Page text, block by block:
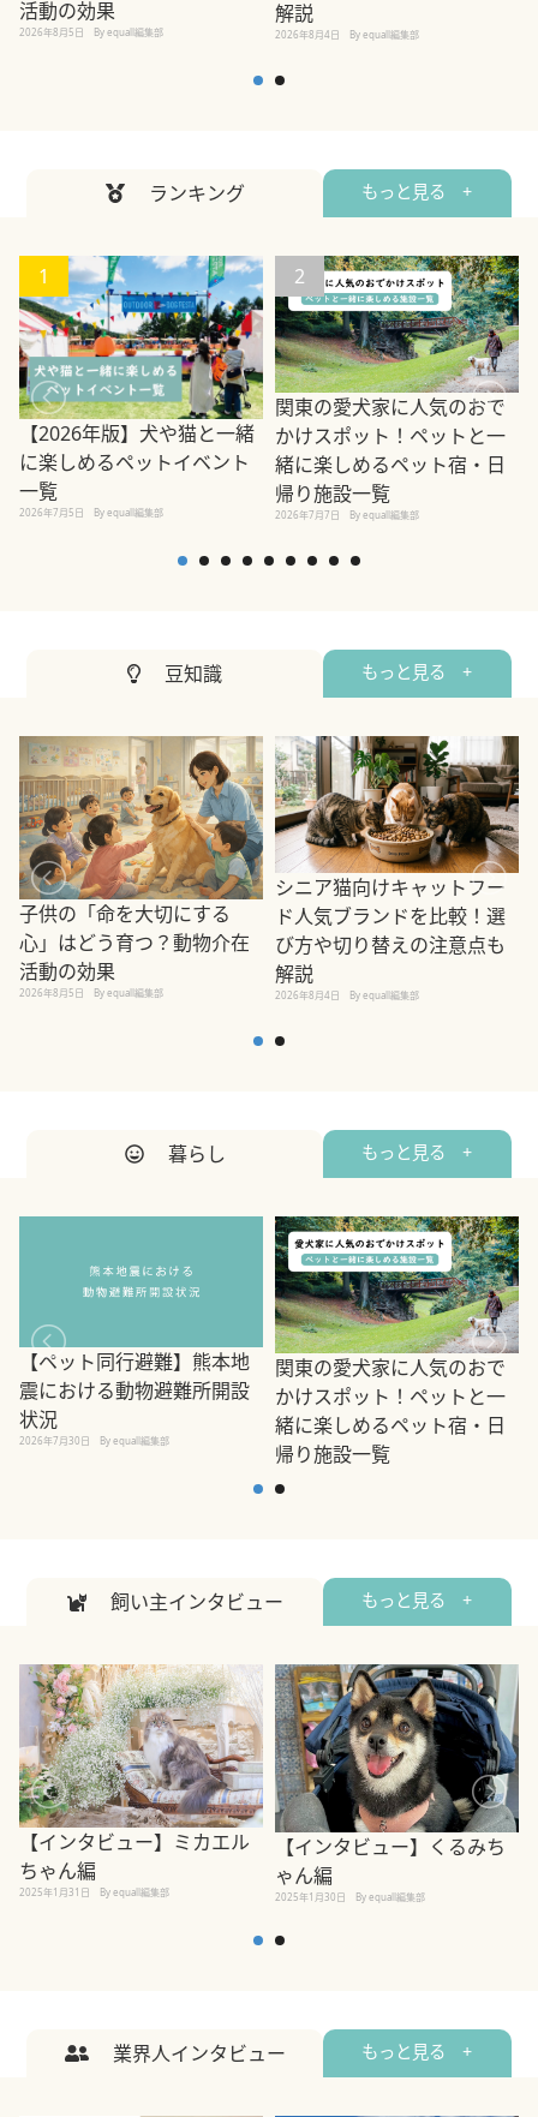
活動の効果
2026年8月5日 By equall編集部
解説
2026年8月4日 By equall編集部
ランキング もっと見る +
1
【2026年版】犬や猫と一緒
に楽しめるペットイベント
一覧
2026年7月5日 By equall編集部
2
関東の愛犬家に人気のおで
かけスポット！ペットと一
緒に楽しめるペット宿・日
帰り施設一覧
2026年7月7日 By equall編集部
豆知識 もっと見る +
子供の「命を大切にする
心」はどう育つ？動物介在
活動の効果
2026年8月5日 By equall編集部
シニア猫向けキャットフー
ド人気ブランドを比較！選
び方や切り替えの注意点も
解説
2026年8月4日 By equall編集部
暮らし もっと見る +
【ペット同行避難】熊本地
震における動物避難所開設
状況
2026年7月30日 By equall編集部
関東の愛犬家に人気のおで
かけスポット！ペットと一
緒に楽しめるペット宿・日
帰り施設一覧
飼い主インタビュー もっと見る +
【インタビュー】ミカエル
ちゃん編
2025年1月31日 By equall編集部
【インタビュー】くるみち
ゃん編
2025年1月30日 By equall編集部
業界人インタビュー もっと見る +